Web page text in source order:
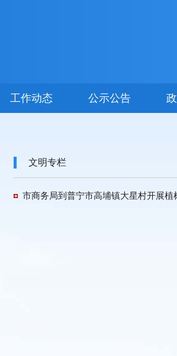
工作动态 公示公告
文明专栏
市商务局到普宁市高埔镇大星村开展植